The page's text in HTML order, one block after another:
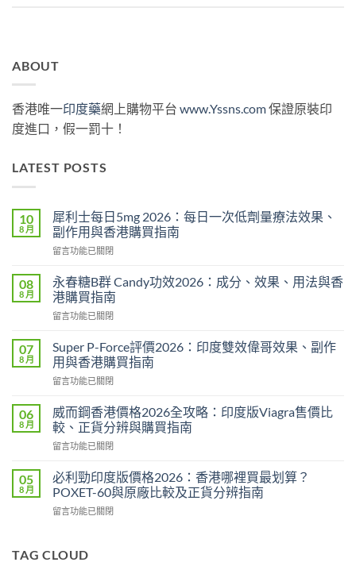
ABOUT
香港唯一印度藥網上購物平台 www.Yssns.com保證原裝印
度進口，假一罰十！
LATEST POSTS
10
8 月
犀利士每日5mg 2026：每日一次低劑量療法效果、
副作用與香港購買指南
在
利
士
每
日
2026：
每
日
一
低
劑
療
效
果、
副
香
留言功能已關閉
08
8 月
永春糖B群 Candy功效2026：成分、效果、用法與香
港購買指南
在
春
糖
B
群
功
效
2026：
成
效
果、
法
港
留言功能已關閉
07
8 月
Super P-Force評價2026：印度雙效偉哥效果、副作
用與香港購買指南
在
P-
Force
評
價
印
度
效
效
留言功能已關閉
06
8 月
威而鋼香港價格2026全攻略：印度版Viagra售價比
較、正貨分辨與購買指南
在
而
鋼
香
港
2026
留言功能已關閉
05
8 月
必利勁印度版價格2026：香港哪裡買最划算？
POXET-60與原廠比較及正貨分辨指南
在
勁
留言功能已關閉
TAG CLOUD